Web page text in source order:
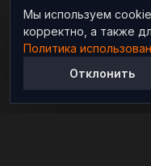
Мы используем
корректно, а также
Политика
Отклонить